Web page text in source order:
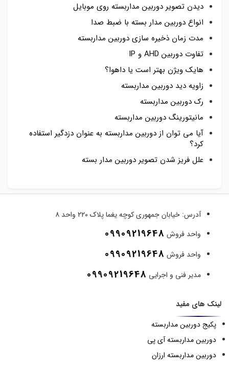
دیدن تصویر دوربین مداربسته روی موبایل
انواع دوربین مدار بسته با ضبط صدا
مدت زمان ذخیره سازی دوربین مداربسته
تفاوت دوربین AHD و IP
هایک ویژن بهتر است یا داهوا؟
زاویه دید دوربین مداربسته
رک دوربین مداربسته
مانیتورینگ دوربین مداربسته
آیا می توان از دوربین مداربسته به عنوان دزدگیر استفاده
کرد؟
علل فریز شدن تصویر دوربین مدار بسته
آدرس: خیابان جمهوری کوچه یغما پلاک ۲۲۰ واحد ۸
واحد فروش 09909219648
واحد فروش 09909219648
مدیر فنی و اجرایی 09909219648
لینک های مفید
پکیج دوربین مداربسته
دوربین مداربسته آی پی
دوربین مداربسته ارزان